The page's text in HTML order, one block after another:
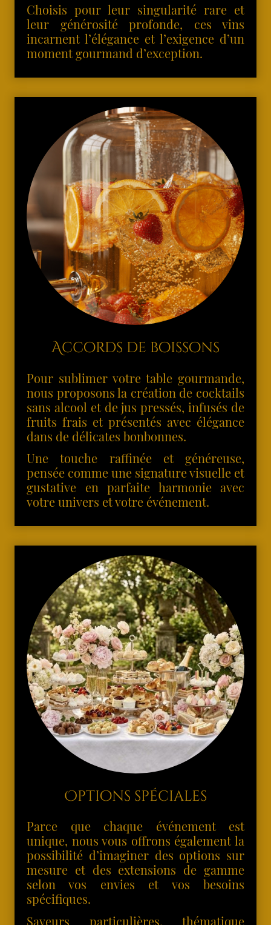
Choisis pour leur singularité rare et
leur générosité profonde, ces vins
incarnent l’élégance et l’exigence d’un
moment gourmand d’exception.
Accords de boissons
Pour sublimer votre table gourmande,
nous proposons la création de cocktails
sans alcool et de jus pressés, infusés de
fruits frais et présentés avec élégance
dans de délicates bonbonnes.
Une touche raffinée et généreuse,
pensée comme une signature visuelle et
gustative en parfaite harmonie avec
votre univers et votre événement.
Options spéciales
Parce que chaque événement est
unique, nous vous offrons également la
possibilité d’imaginer des options sur
mesure et des extensions de gamme
selon vos envies et vos besoins
spécifiques.
Saveurs particulières, thématique